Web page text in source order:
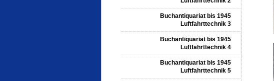
Buchantiquariat bis 1945
Luftfahrttechnik 3
Buchantiquariat bis 1945
Luftfahrttechnik 4
Buchantiquariat bis 1945
Luftfahrttechnik 5